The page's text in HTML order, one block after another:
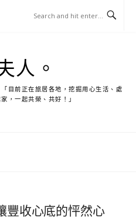
人。
目前正在旅居各地，挖掘用心生活、處
，一起共榮、共好！」
豐收心底的怦然心